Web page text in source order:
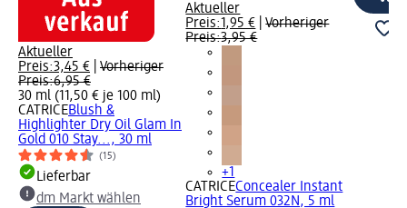
Aktueller
Preis:3,45 €
Vorheriger
Preis:6,95 €
30 ml (11,50 € je 100 ml)
CATRICEBlush &
Highlighter Dry Oil Glam In
Gold 010 Stay..., 30 ml
(15)
Lieferbar
dm Markt wählen
Aktueller
Preis:1,95 € |Vorheriger
Preis:3,95 €
+1
CATRICEConcealer Instant
Bright Serum 032N, 5 ml